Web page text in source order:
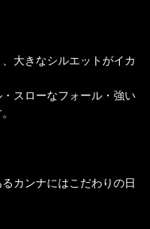
大きなシルエットがイカ
スローなフォール・強い
カンナにはこだわりの日